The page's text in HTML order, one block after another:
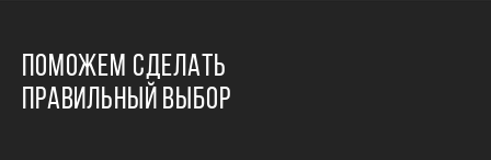
ПОМОЖЕМ СДЕЛАТЬ
ПРАВИЛЬНЫЙ ВЫБОР